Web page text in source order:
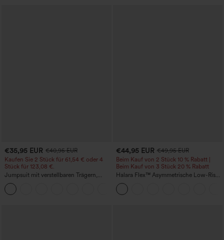
€35,95 EUR €40,95 EUR
Kaufen Sie 2 Stück für 61,54 € oder 4
Stück für 123,08 €.
Jumpsuit mit verstellbaren Trägern,
gerafftem Detail, weitem Bein und
meliertem Stoff, lässig, mit Taschen -
Easy Peezy
€44,95 EUR €49,95 EUR
Beim Kauf von 2 Stück 10 % Rabatt |
Beim Kauf von 3 Stück 20 % Rabatt
Halara Flex™ Asymmetrische Low-Rise-
Jeans mit Reißverschlusstaschen,
Baggy-Stil, weitem Bein, gewaschen,
lässig